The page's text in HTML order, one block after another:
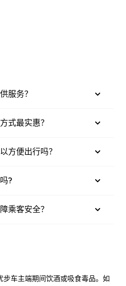
服务？
式最实惠？
方便出行吗？
?
乘客安全？
车主端期间饮酒或吸食毒品。如